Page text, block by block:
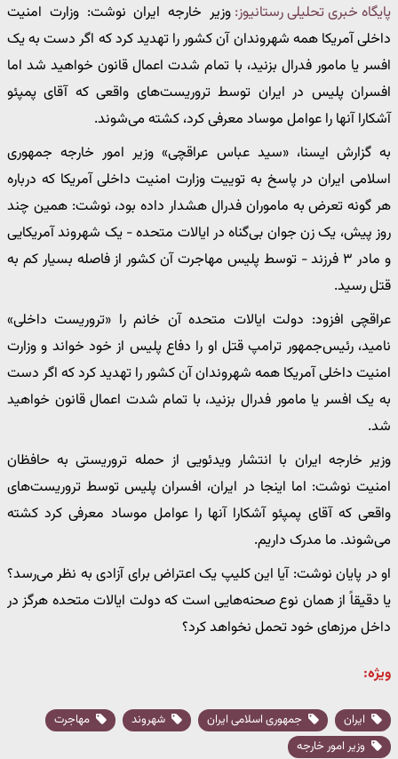
پایگاه خبری تحلیلی رستانیوز: وزیر خارجه ایران نوشت: وزارت امنیت
داخلی آمریکا همه شهروندان آن کشور را تهدید کرد که اگر دست به یک
افسر یا مامور فدرال بزنید، با تمام شدت اعمال قانون خواهید شد اما
افسران پلیس در ایران توسط تروریست‌های واقعی که آقای پمپئو
آشکارا آنها را عوامل موساد معرفی کرد، کشته می‌شوند.
به گزارش ایسنا، «سید عباس عراقچی» وزیر امور خارجه جمهوری
اسلامی ایران در پاسخ به توییت وزارت امنیت داخلی آمریکا که درباره
هر گونه تعرض به ماموران فدرال هشدار داده بود، نوشت: همین چند
روز پیش، یک زن جوان بی‌گناه در ایالات متحده - یک شهروند آمریکایی
و مادر ۳ فرزند - توسط پلیس مهاجرت آن کشور از فاصله بسیار کم به
قتل رسید.
عراقچی افزود: دولت ایالات متحده آن خانم را «تروریست داخلی»
نامید، رئیس‌جمهور ترامپ قتل او را دفاع پلیس از خود خواند و وزارت
امنیت داخلی آمریکا همه شهروندان آن کشور را تهدید کرد که اگر دست
به یک افسر یا مامور فدرال بزنید، با تمام شدت اعمال قانون خواهید
شد.
وزیر خارجه ایران با انتشار ویدئویی از حمله تروریستی به حافظان
امنیت نوشت: اما اینجا در ایران، افسران پلیس توسط تروریست‌های
واقعی که آقای پمپئو آشکارا آنها را عوامل موساد معرفی کرد کشته
می‌شوند. ما مدرک داریم.
او در پایان نوشت: آیا این کلیپ یک اعتراض برای آزادی به نظر می‌رسد؟
یا دقیقاً از همان نوع صحنه‌هایی است که دولت ایالات متحده هرگز در
داخل مرزهای خود تحمل نخواهد کرد؟
ویژه:
ایران جمهوری اسلامی ایران شهروند
مهاجرت
وزیر امور خارجه